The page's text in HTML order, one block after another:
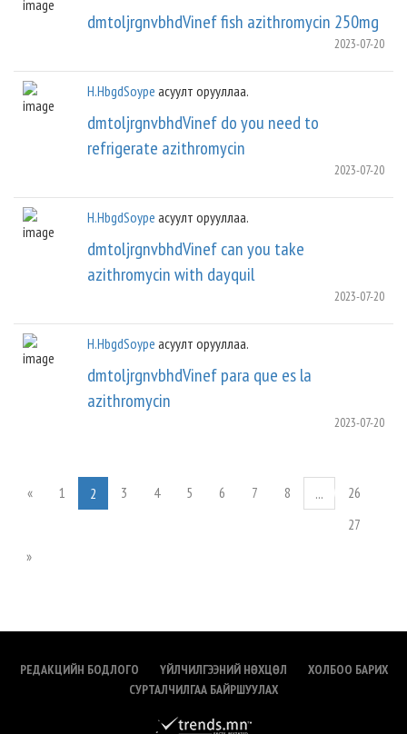
dmtoljrgnvbhdVinef fish azithromycin 250mg
2023-07-20
H.HbgdSoype асуулт орууллаа.
dmtoljrgnvbhdVinef do you need to
refrigerate azithromycin
2023-07-20
H.HbgdSoype асуулт орууллаа.
dmtoljrgnvbhdVinef can you take
azithromycin with dayquil
2023-07-20
H.HbgdSoype асуулт орууллаа.
dmtoljrgnvbhdVinef para que es la
azithromycin
2023-07-20
« 1 2 3 4 5 6 7 8 ...
26
27
»
РЕДАКЦИЙН БОДЛОГО ҮЙЛЧИЛГЭЭНИЙ НӨХЦӨЛ
ХОЛБОО БАРИХ
СУРТАЛЧИЛГАА БАЙРШУУЛАХ